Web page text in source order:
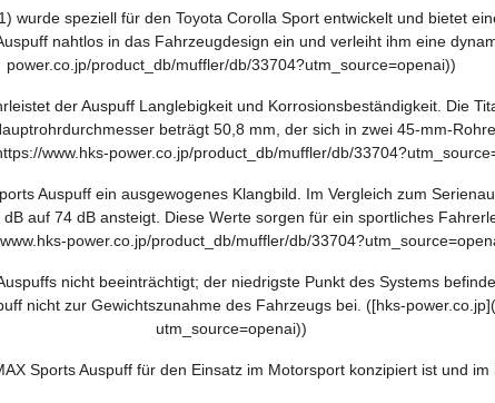
wurde speziell für den Toyota Corolla Sport entwickelt und bietet
nahtlos in das Fahrzeugdesign ein und verleiht ihm eine
power.co.jp/product_db/muffler/db/33704?utm_source=openai))
der Auspuff Langlebigkeit und Korrosionsbeständigkeit. Die
beträgt 50,8 mm, der sich in zwei 45-mm-
www.hks-power.co.jp/product_db/muffler/db/
Auspuff ein ausgewogenes Klangbild. Im Vergleich zum
auf 74 dB ansteigt. Diese Werte sorgen für ein sportliches
power.co.jp/product_db/muffler/db/
nicht beeinträchtigt; der niedrigste Punkt des Systems
nicht zur Gewichtszunahme des Fahrzeugs bei. ([hks-
utm_source=openai))
Sports Auspuff für den Einsatz im Motorsport konzipiert ist und